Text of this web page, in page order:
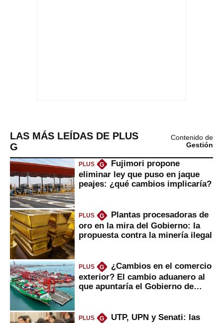
LAS MÁS LEÍDAS DE PLUS
G
Contenido de
Gestión
PLUS G
Fujimori propone
eliminar ley que puso en jaque
peajes: ¿qué cambios implicaría?
PLUS G
Plantas procesadoras de
oro en la mira del Gobierno: la
propuesta contra la minería ilegal
PLUS G
¿Cambios en el comercio
exterior? El cambio aduanero al
que apuntaría el Gobierno de
PLUS G
UTP, UPN y Senati: las